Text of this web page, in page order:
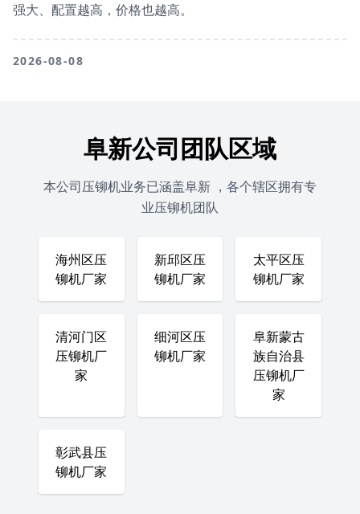
强大、配置越高，价格也越高。
2026-08-08
阜新公司团队区域
本公司压铆机业务已涵盖阜新 ，各个辖区拥有专
业压铆机团队
海州区压
铆机厂家
新邱区压
铆机厂家
太平区压
铆机厂家
清河门区
压铆机厂
家
细河区压
铆机厂家
阜新蒙古
族自治县
压铆机厂
家
彰武县压
铆机厂家